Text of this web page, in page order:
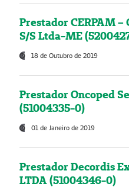
Prestador CERPAM
S/S Ltda-ME
18 de Outubro de 2019
Prestador Oncoped
(51004335-0)
01 de Janeiro de 2019
Prestador Decordis
LTDA (51004346-0)